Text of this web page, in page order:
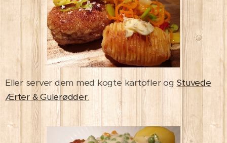
Eller server dem med kogte kartofler og Stuvede
Ærter & Gulerødder.